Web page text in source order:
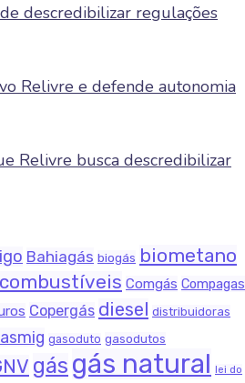
descredibilizar regulações
Relivre e defende autonomia
Relivre busca descredibilizar
Bahiagás biogás biometano
combustíveis Comgás Compagas
Copergás diesel distribuidoras
gasoduto gasodutos
gás gás natural lei do